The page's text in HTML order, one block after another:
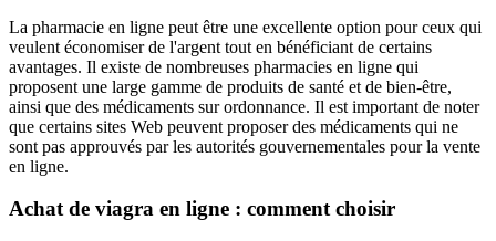
La pharmacie en ligne peut être une excellente option pour ceux qui
veulent économiser de l'argent tout en bénéficiant de certains
avantages. Il existe de nombreuses pharmacies en ligne qui
proposent une large gamme de produits de santé et de bien-être,
ainsi que des médicaments sur ordonnance. Il est important de noter
que certains sites Web peuvent proposer des médicaments qui ne
sont pas approuvés par les autorités gouvernementales pour la vente
en ligne.
Achat de viagra en ligne : comment choisir